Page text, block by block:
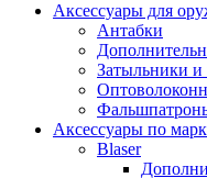
Аксессуары для
Антабки
Затыльники и
Аксессуары по
Blaser